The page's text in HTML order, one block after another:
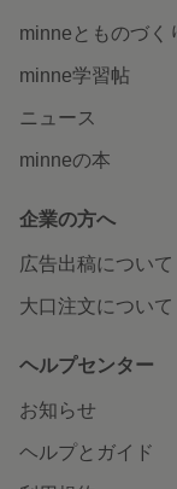
minneとものづく
minne学習帖
ニュース
minneの本
企業の方へ
広告出稿について
大口注文について
ヘルプセンター
お知らせ
ヘルプとガイド